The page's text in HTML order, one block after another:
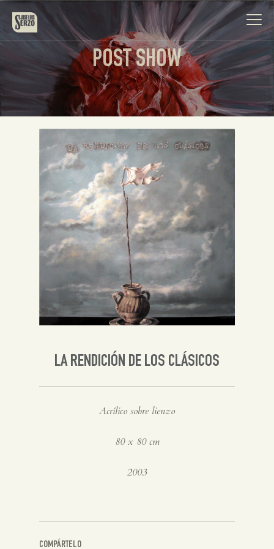
Obra
Biografía
Noticias
Contacto
Español
Inglés
POST SHOW
LA RENDICIÓN DE LOS CLÁSICOS
Acrílico sobre lienzo
80 x 80 cm
2003
COMPÁRTELO